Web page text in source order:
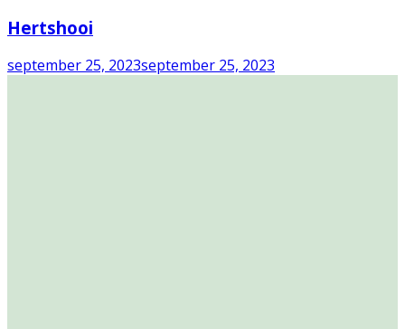
Hertshooi
september 25, 2023september 25, 2023